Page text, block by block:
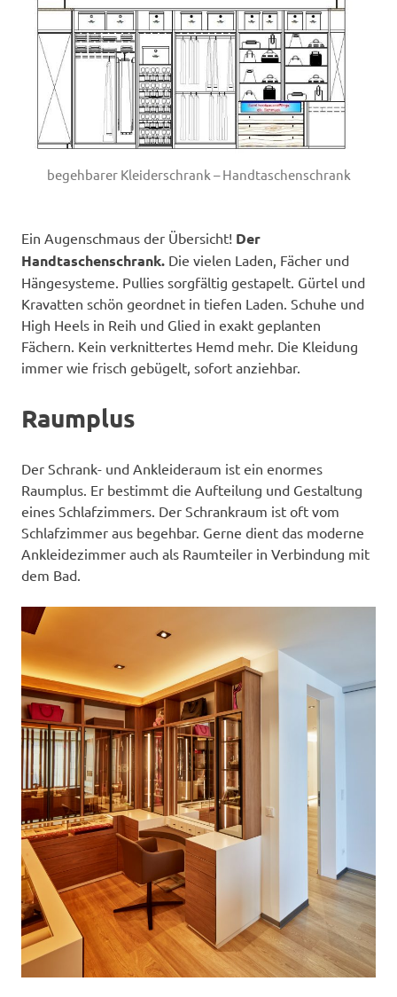
begehbarer Kleiderschrank – Handtaschenschrank
Ein Augenschmaus der Übersicht! Der
Handtaschenschrank. Die vielen Laden, Fächer und
Hängesysteme. Pullies sorgfältig gestapelt. Gürtel und
Kravatten schön geordnet in tiefen Laden. Schuhe und
High Heels in Reih und Glied in exakt geplanten
Fächern. Kein verknittertes Hemd mehr. Die Kleidung
immer wie frisch gebügelt, sofort anziehbar.
Raumplus
Der Schrank- und Ankleideraum ist ein enormes
Raumplus. Er bestimmt die Aufteilung und Gestaltung
eines Schlafzimmers. Der Schrankraum ist oft vom
Schlafzimmer aus begehbar. Gerne dient das moderne
Ankleidezimmer auch als Raumteiler in Verbindung mit
dem Bad.